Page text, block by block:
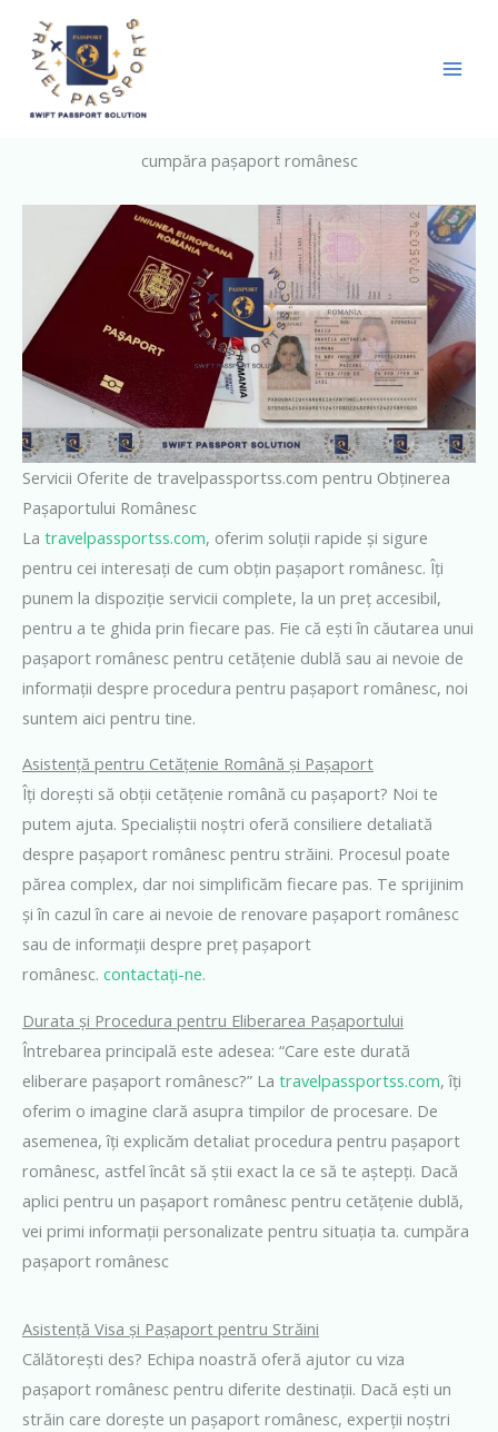
content
cumpăra pașaport românesc
Servicii Oferite de travelpassportss.com pentru Obținerea
Pașaportului Românesc
La travelpassportss.com, oferim soluții rapide și sigure
pentru cei interesați de cum obțin pașaport românesc. Îți
punem la dispoziție servicii complete, la un preț accesibil,
pentru a te ghida prin fiecare pas. Fie că ești în căutarea unui
pașaport românesc pentru cetățenie dublă sau ai nevoie de
informații despre procedura pentru pașaport românesc, noi
suntem aici pentru tine.
Asistență pentru Cetățenie Română și Pașaport
Îți dorești să obții cetățenie română cu pașaport? Noi te
putem ajuta. Specialiștii noștri oferă consiliere detaliată
despre pașaport românesc pentru străini. Procesul poate
părea complex, dar noi simplificăm fiecare pas. Te sprijinim
și în cazul în care ai nevoie de renovare pașaport românesc
sau de informații despre preț pașaport
românesc. contactați-ne.
Durata și Procedura pentru Eliberarea Pașaportului
Întrebarea principală este adesea: “Care este durată
eliberare pașaport românesc?” La travelpassportss.com, îți
oferim o imagine clară asupra timpilor de procesare. De
asemenea, îți explicăm detaliat procedura pentru pașaport
românesc, astfel încât să știi exact la ce să te aștepți. Dacă
aplici pentru un pașaport românesc pentru cetățenie dublă,
vei primi informații personalizate pentru situația ta. cumpăra
pașaport românesc
Asistență Visa și Pașaport pentru Străini
Călătorești des? Echipa noastră oferă ajutor cu viza
pașaport românesc pentru diferite destinații. Dacă ești un
străin care dorește un pașaport românesc, experții noștri